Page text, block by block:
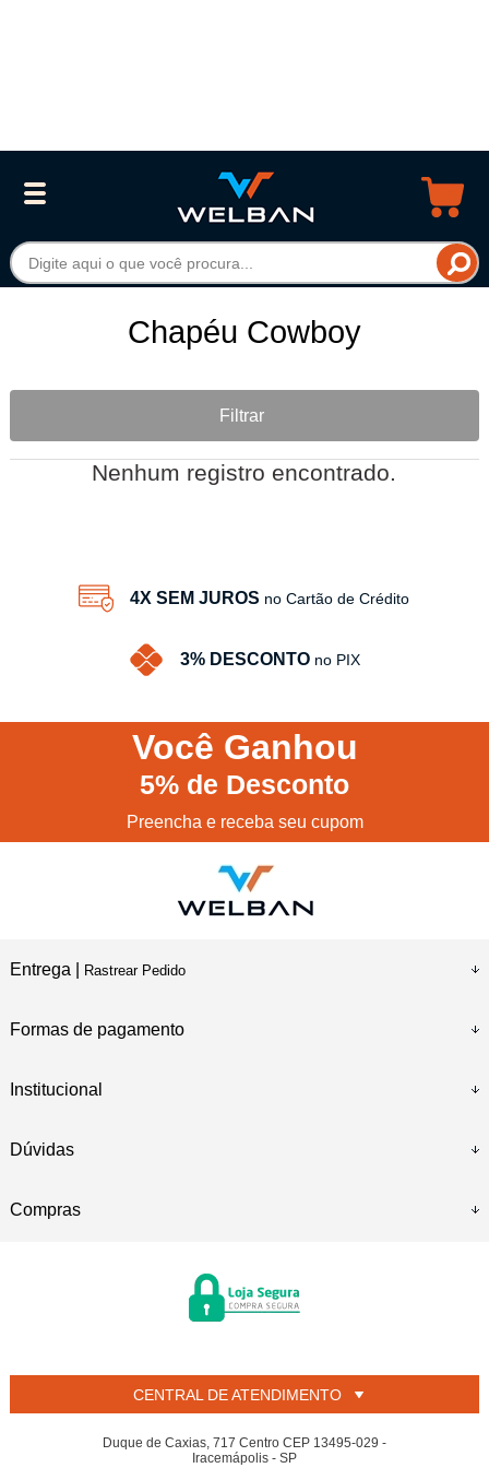
Chapéu Cowboy
Filtrar
Nenhum registro encontrado.
4X SEM JUROS no Cartão de Crédito
3% DESCONTO no PIX
Você Ganhou
5% de Desconto
Preencha e receba seu cupom
Entrega | Rastrear Pedido
Formas de pagamento
Institucional
Dúvidas
Compras
CENTRAL DE ATENDIMENTO
Duque de Caxias, 717 Centro CEP 13495-029 -
Iracemápolis - SP